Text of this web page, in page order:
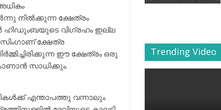
നില്‍ക്കുന്ന ക്ഷേത്രം
ഹിഡുംബയുടെ വിഗ്രഹം ഇല്ല
ക്ഷേത്ര
ഈ ക്ഷേത്രം ഒരു
സാധിക്കും.
എന്താപത്തു വന്നാലും
Trending Video